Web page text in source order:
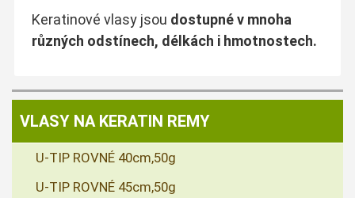
Keratinové vlasy jsou dostupné v mnoha
různých odstínech, délkách i hmotnostech.
VLASY NA KERATIN REMY
U-TIP ROVNÉ 40cm,50g
U-TIP ROVNÉ 45cm,50g